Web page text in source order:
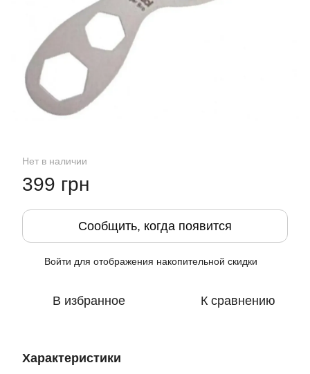
Нет в наличии
399 грн
Сообщить, когда появится
Войти для отображения накопительной скидки
В избранное К сравнению
Характеристики